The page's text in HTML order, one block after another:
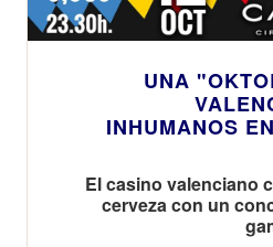
UNA
INHUMANOS
El casino valenciano
cerveza con un